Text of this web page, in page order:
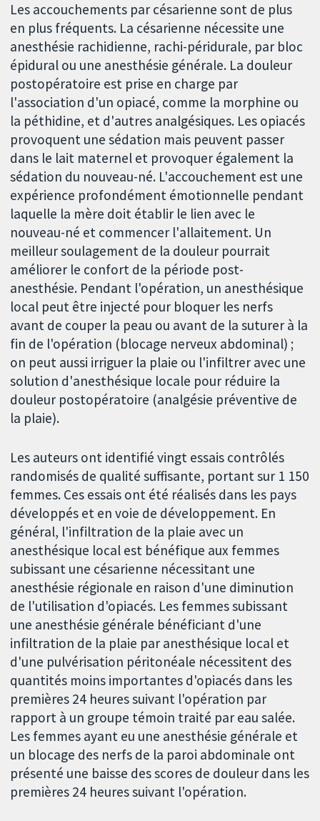
Les accouchements par césarienne sont de plus
en plus fréquents. La césarienne nécessite une
anesthésie rachidienne, rachi-péridurale, par bloc
épidural ou une anesthésie générale. La douleur
postopératoire est prise en charge par
l'association d'un opiacé, comme la morphine ou
la péthidine, et d'autres analgésiques. Les opiacés
provoquent une sédation mais peuvent passer
dans le lait maternel et provoquer également la
sédation du nouveau-né. L'accouchement est une
expérience profondément émotionnelle pendant
laquelle la mère doit établir le lien avec le
nouveau-né et commencer l'allaitement. Un
meilleur soulagement de la douleur pourrait
améliorer le confort de la période post-
anesthésie. Pendant l'opération, un anesthésique
local peut être injecté pour bloquer les nerfs
avant de couper la peau ou avant de la suturer à la
fin de l'opération (blocage nerveux abdominal) ;
on peut aussi irriguer la plaie ou l'infiltrer avec une
solution d'anesthésique locale pour réduire la
douleur postopératoire (analgésie préventive de
la plaie).
Les auteurs ont identifié vingt essais contrôlés
randomisés de qualité suffisante, portant sur 1 150
femmes. Ces essais ont été réalisés dans les pays
développés et en voie de développement. En
général, l'infiltration de la plaie avec un
anesthésique local est bénéfique aux femmes
subissant une césarienne nécessitant une
anesthésie régionale en raison d'une diminution
de l'utilisation d'opiacés. Les femmes subissant
une anesthésie générale bénéficiant d'une
infiltration de la plaie par anesthésique local et
d'une pulvérisation péritonéale nécessitent des
quantités moins importantes d'opiacés dans les
premières 24 heures suivant l'opération par
rapport à un groupe témoin traité par eau salée.
Les femmes ayant eu une anesthésie générale et
un blocage des nerfs de la paroi abdominale ont
présenté une baisse des scores de douleur dans les
premières 24 heures suivant l'opération.